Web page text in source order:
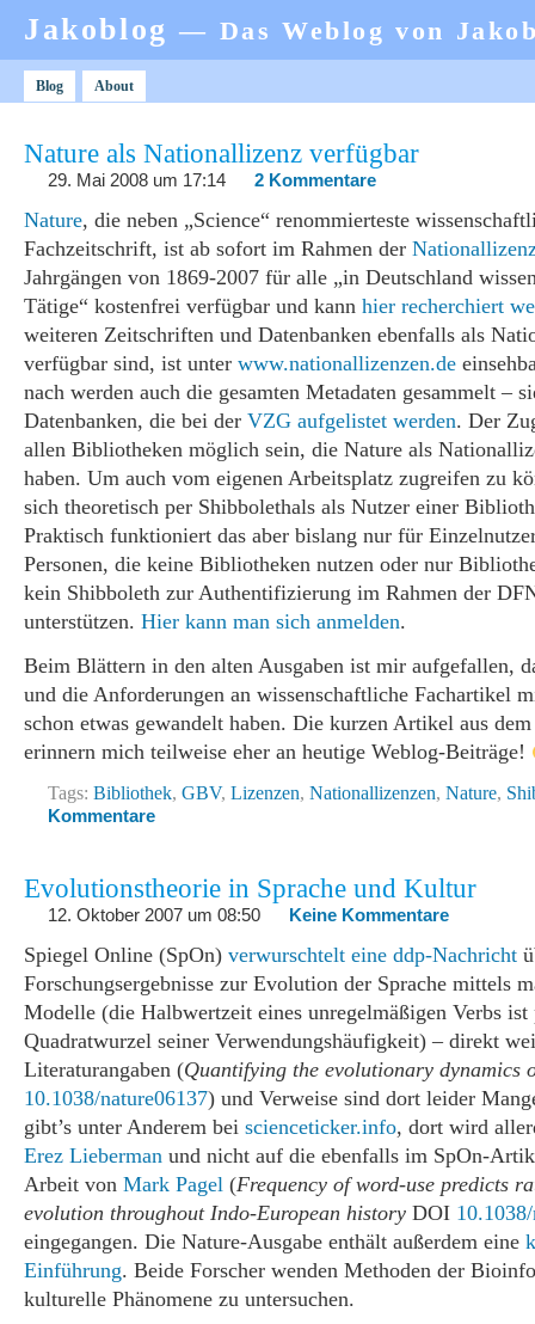
Jakoblog— Das Weblog von
Blog About
Nature als Nationallizenz verfügbar
29. Mai 2008 um 17:14 2 Kommentare
Nature, die neben „Science“ renommierteste
Fachzeitschrift, ist ab sofort im Rahmen der
Jahrgängen von 1869-2007 für alle „in Deutschland
Tätige“ kostenfrei verfügbar und kann hier recherchiert
weiteren Zeitschriften und Datenbanken ebenfalls als
verfügbar sind, ist unter www.nationallizenzen.de
nach werden auch die gesamten Metadaten gesammelt –
Datenbanken, die bei der VZG aufgelistet werden. Der
allen Bibliotheken möglich sein, die Nature als
haben. Um auch vom eigenen Arbeitsplatz zugreifen zu
sich theoretisch per Shibbolethals als Nutzer einer
Praktisch funktioniert das aber bislang nur für
Personen, die keine Bibliotheken nutzen oder nur
kein Shibboleth zur Authentifizierung im Rahmen der
unterstützen. Hier kann man sich anmelden.
Beim Blättern in den alten Ausgaben ist mir aufgefallen,
und die Anforderungen an wissenschaftliche Fachartikel
schon etwas gewandelt haben. Die kurzen Artikel aus
erinnern mich teilweise eher an heutige Weblog-Beiträge!
Tags: Bibliothek, GBV, Lizenzen, Nationallizenzen, Nature,
Kommentare
Evolutionstheorie in Sprache und Kultur
12. Oktober 2007 um 08:50 Keine Kommentare
Spiegel Online (SpOn) verwurschtelt eine ddp-Nachricht
Forschungsergebnisse zur Evolution der Sprache mittels
Modelle (die Halbwertzeit eines unregelmäßigen Verbs
Quadratwurzel seiner Verwendungshäufigkeit) – direkt
Literaturangaben (Quantifying the evolutionary dynamics
10.1038/nature06137) und Verweise sind dort leider
gibt’s unter Anderem bei scienceticker.info, dort wird
Erez Lieberman und nicht auf die ebenfalls im SpOn-
Arbeit von Mark Pagel (Frequency of word-use predicts
evolution throughout Indo-European history DOI
eingegangen. Die Nature-Ausgabe enthält außerdem eine
Einführung. Beide Forscher wenden Methoden der
kulturelle Phänomene zu untersuchen.